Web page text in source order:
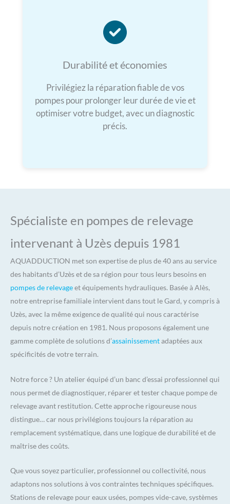
Durabilité et économies
Privilégiez la réparation fiable de vos
pompes pour prolonger leur durée de vie et
optimiser votre budget, avec un diagnostic
précis.
Spécialiste en pompes de relevage
intervenant à Uzès depuis 1981
AQUADDUCTION met son expertise de plus de 40 ans au service
des habitants d’Uzès et de sa région pour tous leurs besoins en
pompes de relevageet équipements hydrauliques. Basée à Alès,
notre entreprise familiale intervient dans tout le Gard, y compris à
Uzès, avec la même exigence de qualité qui nous caractérise
depuis notre création en 1981. Nous proposons également une
gamme complète de solutions d’assainissementadaptées aux
spécificités de votre terrain.
Notre force ? Un atelier équipé d’un banc d’essai professionnel qui
nous permet de diagnostiquer, réparer et tester chaque pompe de
relevage avant restitution. Cette approche rigoureuse nous
distingue… car nous privilégions toujours la réparation au
remplacement systématique, dans une logique de durabilité et de
maîtrise des coûts.
Que vous soyez particulier, professionnel ou collectivité, nous
adaptons nos solutions à vos contraintes techniques spécifiques.
Stations de relevage pour eaux usées, pompes vide-cave, systèmes